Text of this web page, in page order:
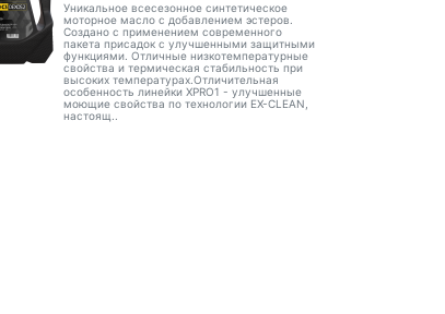
Уникальное всесезонное синтетическое
моторное масло с добавлением эстеров.
Создано с применением современного
пакета присадок с улучшенными защитными
функциями. Отличные низкотемпературные
свойства и термическая стабильность при
высоких температурах.Отличительная
особенность линейки XPRO1 - улучшенные
моющие свойства по технологии EX-CLEAN,
настоящ..